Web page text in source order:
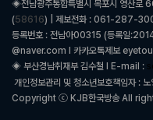
◈전남광주통합특별시 목포시 영산
(58616) | 제보전화 : 061-287-
등록번호 : 전남아00315 (등록일
@naver.com l 카카오톡제보
◈ 부산경남취재부 김수철 l E-mail :
개인정보관리 및 청소년보호책임자 :
Copyright ⓒ KJB한국방송 All